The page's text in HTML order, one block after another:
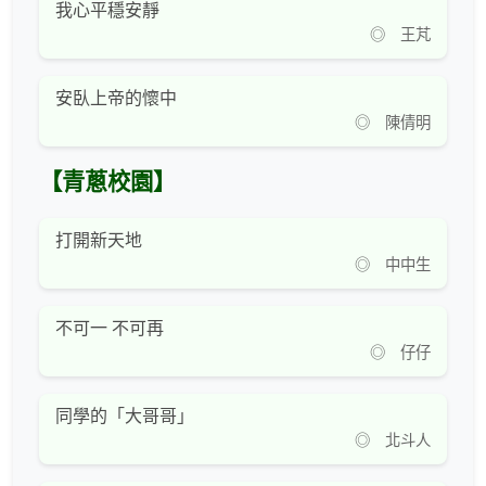
我心平穩安靜
◎ 王芃
安臥上帝的懷中
◎ 陳倩明
【青蔥校園】
打開新天地
◎ 中中生
不可一 不可再
◎ 仔仔
同學的「大哥哥」
◎ 北斗人